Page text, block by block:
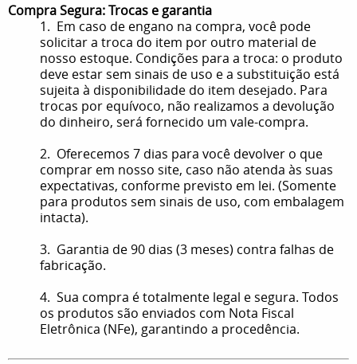
Compra Segura: Trocas e garantia
1. Em caso de engano na compra, você pode
solicitar a troca do item por outro material de
nosso estoque. Condições para a troca: o produto
deve estar sem sinais de uso e a substituição está
sujeita à disponibilidade do item desejado. Para
trocas por equívoco, não realizamos a devolução
do dinheiro, será fornecido um vale-compra.
2. Oferecemos 7 dias para você devolver o que
comprar em nosso site, caso não atenda às suas
expectativas, conforme previsto em lei. (Somente
para produtos sem sinais de uso, com embalagem
intacta).
3. Garantia de 90 dias (3 meses) contra falhas de
fabricação.
4. Sua compra é totalmente legal e segura. Todos
os produtos são enviados com Nota Fiscal
Eletrônica (NFe), garantindo a procedência.